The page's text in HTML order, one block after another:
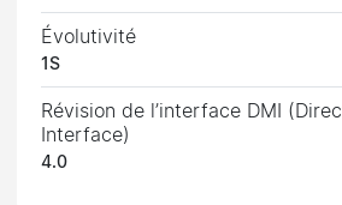
Évolutivité
1S
Révision de l’interface DMI
Interface)
4.0